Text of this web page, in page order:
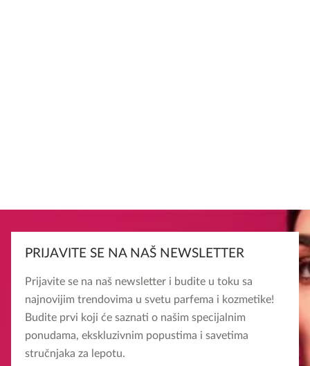
PRIJAVITE SE NA NAŠ NEWSLETTER
Prijavite se na naš newsletter i budite u toku sa
najnovijim trendovima u svetu parfema i kozmetike!
Budite prvi koji će saznati o našim specijalnim
ponudama, ekskluzivnim popustima i savetima
stručnjaka za lepotu.